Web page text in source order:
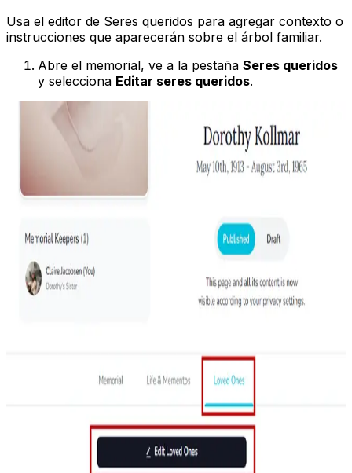
Usa el editor de Seres queridos para agregar contexto o
instrucciones que aparecerán sobre el árbol familiar.
Abre el memorial, ve a la pestaña Seres queridos
y selecciona Editar seres queridos.